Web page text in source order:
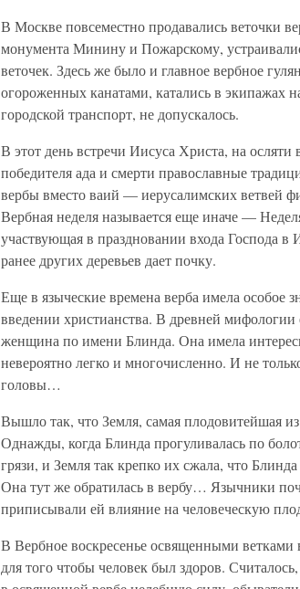
В Москве повсеместно продавались веточки
монумента Минину и Пожарскому,
веточек. Здесь же было и главное вербное
огороженных канатами, катались в экипажах
городской транспорт, не допускалось.
В этот день встречи Иисуса Христа, на
победителя ада и смерти православные
вербы вместо ваий — иерусалимских ветвей
Вербная неделя называется еще иначе —
участвующая в праздновании входа Господа в
ранее других деревьев дает почку.
Еще в языческие времена верба имела особое
введении христианства. В древней мифологии
женщина по имени Блинда. Она имела
невероятно легко и многочисленно. И не
головы…
Вышло так, что Земля, самая плодовитейшая
Однажды, когда Блинда прогуливалась по
грязи, и Земля так крепко их сжала, что
Она тут же обратилась в вербу… Язычники
приписывали ей влияние на человеческую
В Вербное воскресенье освященными ветками
для того чтобы человек был здоров.